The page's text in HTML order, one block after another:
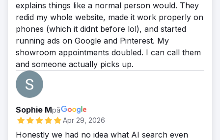
explains things like a normal person would. They
redid my whole website, made it work properly on
phones (which it didnt before lol), and started
running ads on Google and Pinterest. My
showroom appointments doubled. I can call them
and someone actually picks up.
Sophie Mpå
Apr 29, 2026
Honestly we had no idea what AI search even